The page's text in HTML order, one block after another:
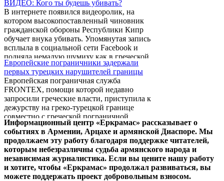
армянских организаций намерены выразить
свой протест против планов
новоизбранного градоначальника Иоанниса
Бутариса, который недавно заявил о
намерении установить на одной из
площадей города памятник младотуркам.
Действия мэра выглядят весьма странными,
если иметь в виду, что партия младотурок
повинна не только ...
ВИДЕО: Кого ты будешь убивать?
В интернете появился видеоролик, на
котором высокопоставленный чиновник
гражданской обороны Республики Кипр
обучает внука убивать. Упомянутая запись
всплыла в социальной сети Facebook и
подняла немалую шумиху как в греческой,
так и в турецкой прессе.
Европейские пограничники задержали
первых турецких нарушителей границы
Европейская пограничная служба
FRONTEX, помощи которой недавно
запросили греческие власти, приступила к
дежурству на греко-турецкой границе
совместно с греческой пограничной
полицией.
Информационный центр «Еркрамас» рассказывает о
событиях в Армении, Арцахе и армянской Диаспоре. Мы
продолжаем эту работу благодаря поддержке читателей,
которым небезразличны судьба армянского народа и
независимая журналистика. Если вы цените нашу работу
и хотите, чтобы «Еркрамас» продолжал развиваться, вы
можете поддержать проект добровольным взносом.